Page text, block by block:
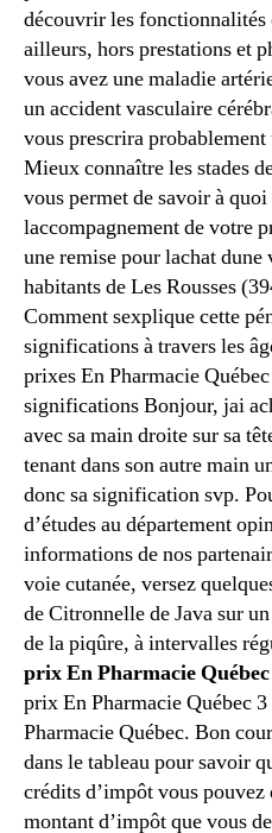
découvrir les fonctionnalités
ailleurs, hors prestations et
vous avez une maladie
un accident vasculaire
vous prescrira
Mieux connaître les stades
vous permet de savoir à
laccompagnement de votre
une remise pour lachat
habitants de Les Rousses
Comment sexplique cette
significations à travers les
prixes En Pharmacie
significations Bonjour, jai
avec sa main droite sur sa
tenant dans son autre main
donc sa signification svp.
d’études au département
informations de nos
voie cutanée, versez
de Citronnelle de Java sur
de la piqûre, à intervalles
prix En Pharmacie Québec
prix En Pharmacie Québec
Pharmacie Québec. Bon
dans le tableau pour savoir
crédits d’impôt vous
montant d’impôt que vous